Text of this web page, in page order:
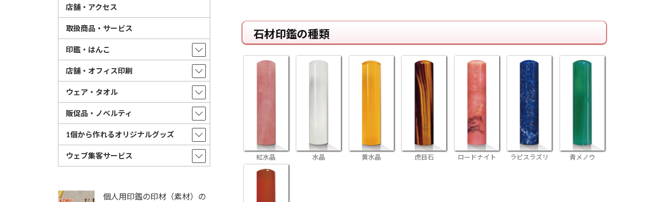
石材印鑑の種類
紅水晶 水晶 黄水晶 虎目石 ロードナイト ラピスラズリ 青メノウ
店舗・アクセス
取扱商品・サービス
印鑑・はんこ
店舗・オフィス印刷
ウェア・タオル
販促品・ノベルティ
1個から作れるオリジナルグッズ
ウェブ集客サービス
個人用印鑑の印材（素材）の